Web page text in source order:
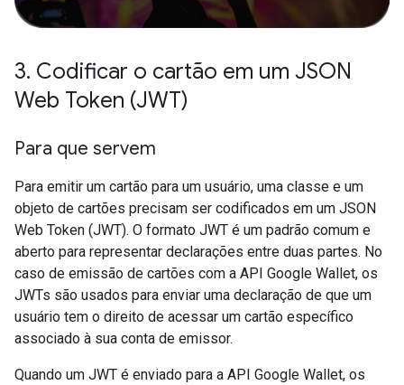
3. Codificar o cartão em um JSON
Web Token (JWT)
Para que servem
Para emitir um cartão para um usuário, uma classe e um
objeto de cartões precisam ser codificados em um JSON
Web Token (JWT). O formato JWT é um padrão comum e
aberto para representar declarações entre duas partes. No
caso de emissão de cartões com a API Google Wallet, os
JWTs são usados para enviar uma declaração de que um
usuário tem o direito de acessar um cartão específico
associado à sua conta de emissor.
Quando um JWT é enviado para a API Google Wallet, os